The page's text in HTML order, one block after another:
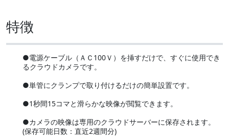
特徴
●電源ケーブル（ＡＣ100Ｖ）を挿すだけで、すぐに使用でき
るクラウドカメラです。
●単管にクランプで取り付けるだけの簡単設置です。
●1秒間15コマと滑らかな映像が閲覧できます。
●カメラの映像は専用のクラウドサーバーに保存されます。
(保存可能日数：直近2週間分)